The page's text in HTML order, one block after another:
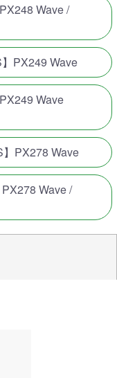
Wave /
PX249 Wave
Wave
】PX278 Wave
Wave /